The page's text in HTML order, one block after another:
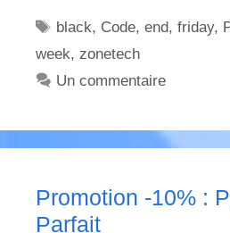
Étiquettes
black, Code,end,friday,
week, zonetech
Un commentaire
Promotion -10% :
Parfait